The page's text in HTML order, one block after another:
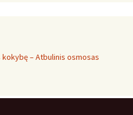
– Atbulinis osmosas